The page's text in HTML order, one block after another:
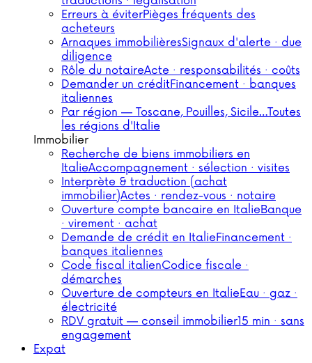
Erreurs à éviterPièges fréquents des
acheteurs
Arnaques immobilièresSignaux d'alerte · due
diligence
Rôle du notaireActe · responsabilités · coûts
Demander un créditFinancement · banques
italiennes
Par région — Toscane, Pouilles, Sicile…Toutes
les régions d'Italie
Immobilier
Recherche de biens immobiliers en
ItalieAccompagnement · sélection · visites
Interprète & traduction (achat
immobilier)Actes · rendez-vous · notaire
Ouverture compte bancaire en ItalieBanque
· virement · achat
Demande de crédit en ItalieFinancement ·
banques italiennes
Code fiscal italienCodice fiscale ·
démarches
Ouverture de compteurs en ItalieEau · gaz ·
électricité
RDV gratuit — conseil immobilier15 min · sans
engagement
Expat